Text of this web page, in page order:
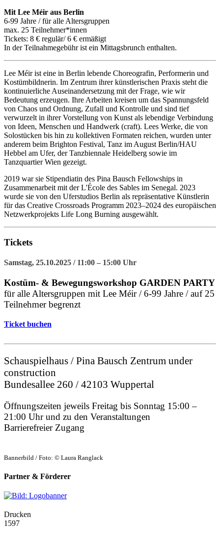
Mit Lee Méir aus Berlin
6-99 Jahre / für alle Altersgruppen
max. 25 Teilnehmer*innen
Tickets: 8 € regulär/ 6 € ermäßigt
In der Teilnahmegebühr ist ein Mittagsbrunch enthalten.
Lee Méir ist eine in Berlin lebende Choreografin, Performerin und
Kostümbildnerin. Im Zentrum ihrer künstlerischen Praxis steht die
kontinuierliche Auseinandersetzung mit der Frage, wie wir
Bedeutung erzeugen. Ihre Arbeiten kreisen um das Spannungsfeld
von Chaos und Ordnung, Zufall und Kontrolle und sind tief
verwurzelt in ihrer Vorstellung von Kunst als lebendige Verbindung
von Ideen, Menschen und Handwerk (craft). Lees Werke, die von
Solostücken bis hin zu kollektiven Formaten reichen, wurden unter
anderem beim Brighton Festival, Tanz im August Berlin/HAU
Hebbel am Ufer, der Tanzbiennale Heidelberg sowie im
Tanzquartier Wien gezeigt.
2019 war sie Stipendiatin des Pina Bausch Fellowships in
Zusammenarbeit mit der L'École des Sables im Senegal. 2023
wurde sie von den Uferstudios Berlin als repräsentative Künstlerin
für das Creative Crossroads Programm 2023–2024 des europäischen
Netzwerkprojekts Life Long Burning ausgewählt.
Tickets
Samstag, 25.10.2025 / 11:00 – 15:00 Uhr
Kostüm- & Bewegungsworkshop GARDEN PARTY
für alle Altersgruppen mit Lee Méir / 6-99 Jahre / auf 25
Teilnehmer begrenzt
Ticket buchen
Schauspielhaus / Pina Bausch Zentrum under
construction
Bundesallee 260 / 42103 Wuppertal
Öffnungszeiten jeweils Freitag bis Sonntag 15:00 –
21:00 Uhr und zu den Veranstaltungen
Barrierefreier Zugang
Bannerbild / Foto: © Laura Ranglack
Partner & Förderer
Drucken
1597